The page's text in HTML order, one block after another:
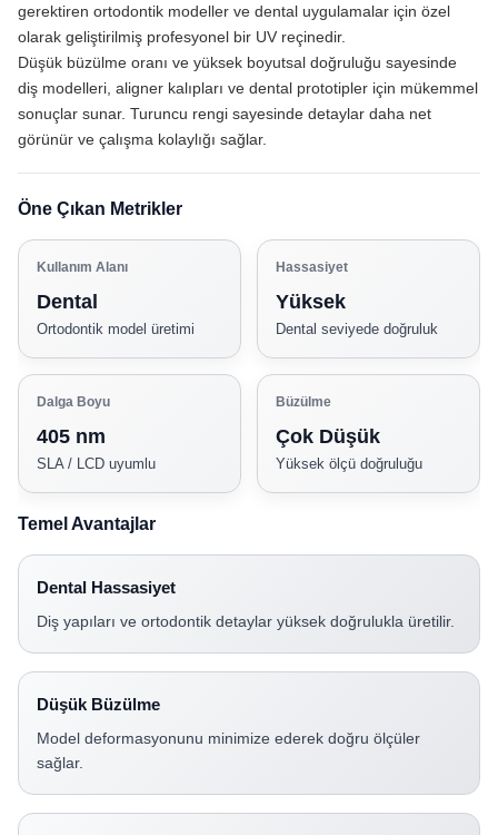
gerektiren ortodontik modeller ve dental uygulamalar için özel
olarak geliştirilmiş profesyonel bir UV reçinedir.
Düşük büzülme oranı ve yüksek boyutsal doğruluğu sayesinde
diş modelleri, aligner kalıpları ve dental prototipler için mükemmel
sonuçlar sunar. Turuncu rengi sayesinde detaylar daha net
görünür ve çalışma kolaylığı sağlar.
Öne Çıkan Metrikler
Kullanım Alanı
Dental
Ortodontik model üretimi
Hassasiyet
Yüksek
Dental seviyede doğruluk
Dalga Boyu
405 nm
SLA / LCD uyumlu
Büzülme
Çok Düşük
Yüksek ölçü doğruluğu
Temel Avantajlar
Dental Hassasiyet
Diş yapıları ve ortodontik detaylar yüksek doğrulukla üretilir.
Düşük Büzülme
Model deformasyonunu minimize ederek doğru ölçüler
sağlar.